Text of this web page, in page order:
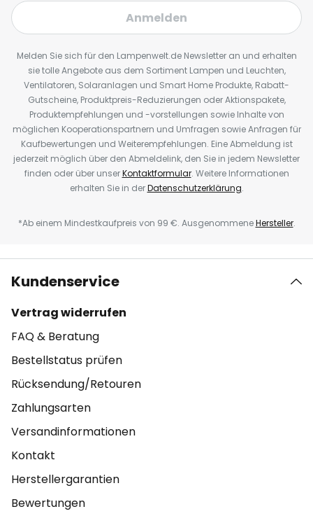
Anmelden
Melden Sie sich für den Lampenwelt.de Newsletter an und erhalten
sie tolle Angebote aus dem Sortiment Lampen und Leuchten,
Ventilatoren, Solaranlagen und Smart Home Produkte, Rabatt-
Gutscheine, Produktpreis-Reduzierungen oder Aktionspakete,
Produktempfehlungen und -vorstellungen sowie Inhalte von
möglichen Kooperationspartnern und Umfragen sowie Anfragen für
Kaufbewertungen und Weiterempfehlungen. Eine Abmeldung ist
jederzeit möglich über den Abmeldelink, den Sie in jedem Newsletter
finden oder über unserKontaktformular. Weitere Informationen
erhalten Sie in derDatenschutzerklärung.
*Ab einem Mindestkaufpreis von 99 €. AusgenommeneHersteller.
Kundenservice
Vertrag widerrufen
FAQ & Beratung
Bestellstatus prüfen
Rücksendung/Retouren
Zahlungsarten
Versandinformationen
Kontakt
Herstellergarantien
Bewertungen